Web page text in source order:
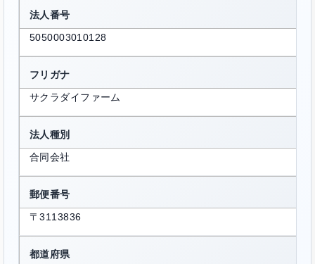
法人番号
5050003010128
フリガナ
サクラダイファーム
法人種別
合同会社
郵便番号
〒3113836
都道府県